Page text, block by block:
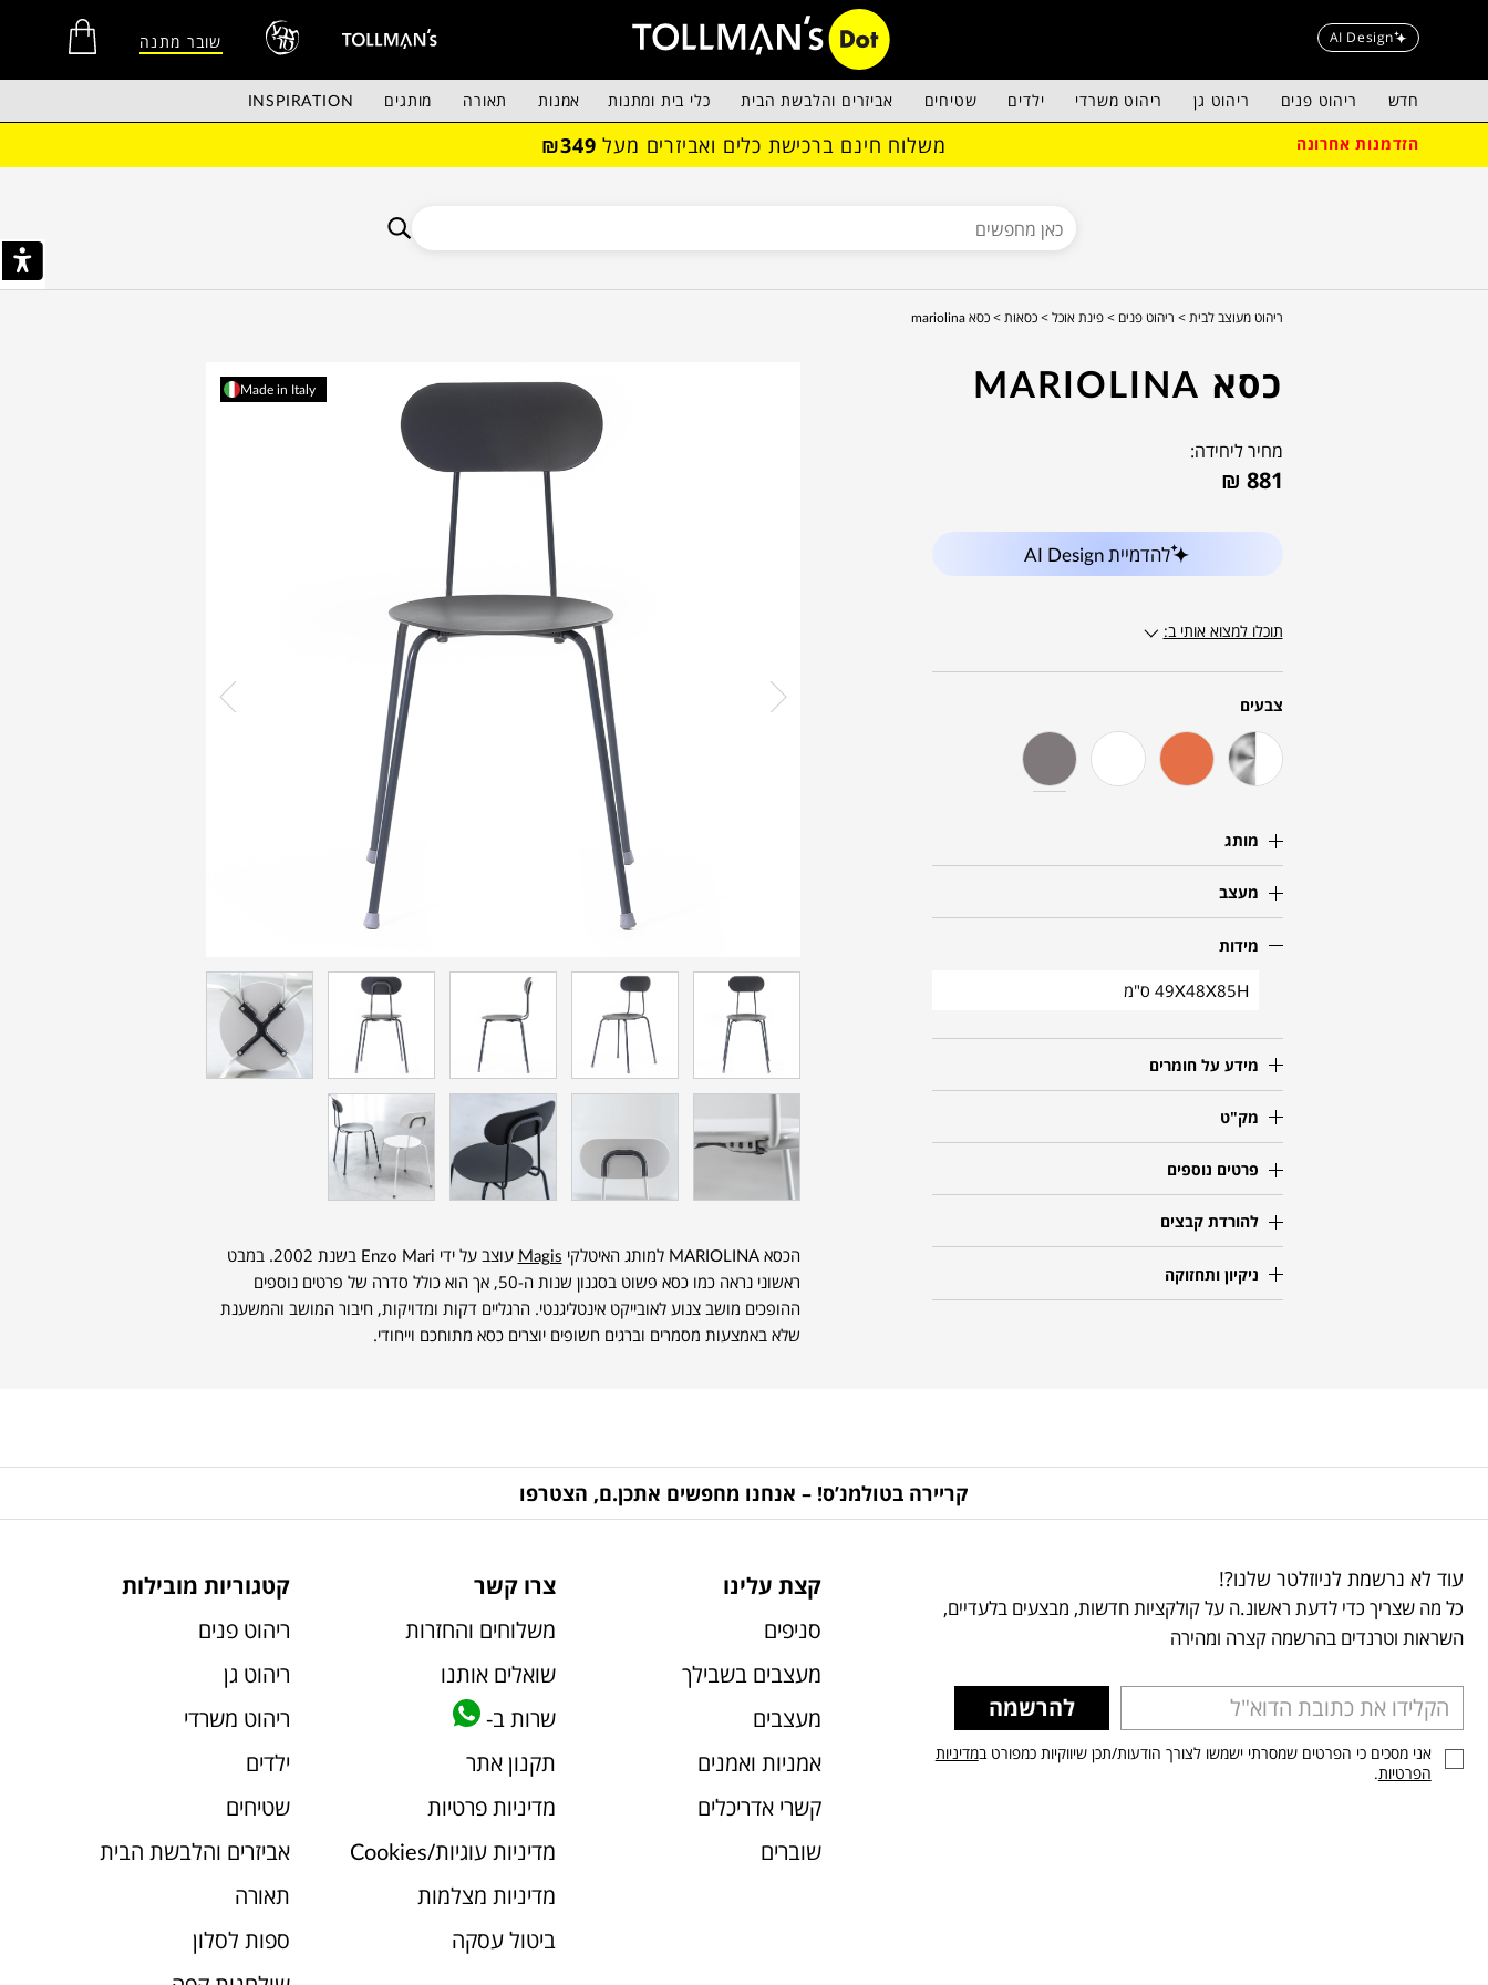
AI Design שובר מתנה
חדש ריהוט פנים ריהוט גן ריהוט משרדי ילדים שטיחים אביזרים והלבשת הבית כלי בית ומתנות אמנות תאורה מותגים INSPIRATION
הזדמנות אחרונה משלוח חינם ברכישת כלים ואביזרים מעל ₪349
ריהוט מעוצב לבית > ריהוט פנים > פינת אוכל > כסאות > כסא mariolina
כסא MARIOLINA
מחיר ליחידה:
₪ 881
להדמיית AI Design
תוכלו למצוא אותי ב:
צבעים
מותג
מעצב
מידות
49X48X85H ס"מ
מידע על חומרים
מק"ט
פרטים נוספים
להורדת קבצים
ניקיון ותחזוקה
Made in Italy
הכסא MARIOLINA למותג האיטלקי Magis
עוצב על ידי Enzo Mari בשנת 2002. במבט
ראשוני נראה כמו כסא פשוט בסגנון שנות ה-50, אך הוא כולל סדרה של פרטים נוספים
ההופכים מושב צנוע לאובייקט אינטליגנטי. הרגליים דקות ומדויקות, חיבור המושב והמשענת
שלא באמצעות מסמרים וברגים חשופים יוצרים כסא מתוחכם וייחודי.
קריירה בטולמנ’ס! – אנחנו מחפשים אתכן.ם, הצטרפו
עוד לא נרשמת לניוזלטר שלנו?!
כל מה שצריך כדי לדעת ראשונ.ה על קולקציות חדשות, מבצעים בלעדיים,
השראות וטרנדים בהרשמה קצרה ומהירה
להרשמה
אני מסכים כי הפרטים שמסרתי ישמשו לצורך הודעות/תכן שיווקיות כמפורט במדיניות
הפרטיות.
קצת עלינו
סניפים
מעצבים בשבילך
מעצבים
אמניות ואמנים
קשרי אדריכלים
שוברים
צרו קשר
משלוחים והחזרות
שואלים אותנו
שרות ב-
תקנון אתר
מדיניות פרטיות
מדיניות עוגיות/Cookies
מדיניות מצלמות
ביטול עסקה
קטגוריות מובילות
ריהוט פנים
ריהוט גן
ריהוט משרדי
ילדים
שטיחים
אביזרים והלבשת הבית
תאורה
ספות לסלון